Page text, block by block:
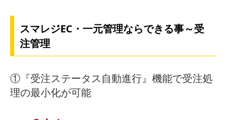
スマレジEC・一元管理ならできる事～受
注管理
①『受注ステータス自動進行』機能で受注処
理の最小化が可能